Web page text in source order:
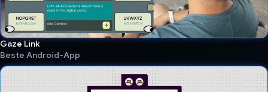
Gaze Link
Beste Android-App